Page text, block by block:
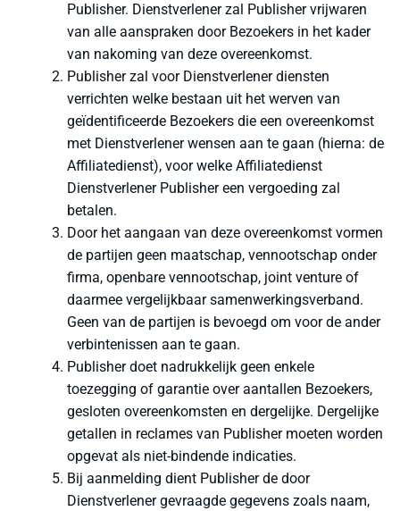
op
de
Publisher. Dienstverlener zal Publisher vrijwaren
van alle aanspraken door Bezoekers in het kader
van nakoming van deze overeenkomst.
Publisher zal voor Dienstverlener diensten
verrichten welke bestaan uit het werven van
geïdentificeerde Bezoekers die een overeenkomst
met Dienstverlener wensen aan te gaan (hierna: de
Affiliatedienst), voor welke Affiliatedienst
Dienstverlener Publisher een vergoeding zal
betalen.
Door het aangaan van deze overeenkomst vormen
de partijen geen maatschap, vennootschap onder
firma, openbare vennootschap, joint venture of
daarmee vergelijkbaar samenwerkingsverband.
Geen van de partijen is bevoegd om voor de ander
verbintenissen aan te gaan.
Publisher doet nadrukkelijk geen enkele
toezegging of garantie over aantallen Bezoekers,
gesloten overeenkomsten en dergelijke. Dergelijke
getallen in reclames van Publisher moeten worden
opgevat als niet-bindende indicaties.
Bij aanmelding dient Publisher de door
Dienstverlener gevraagde gegevens zoals naam,